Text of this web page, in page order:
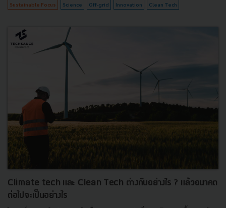
Sustainable Focus Science Off-grid Innovation Clean Tech
Climate tech และ Clean Tech ต่างกันอย่างไร ? แล้วอนาคต
ต่อไปจะเป็นอย่างไร